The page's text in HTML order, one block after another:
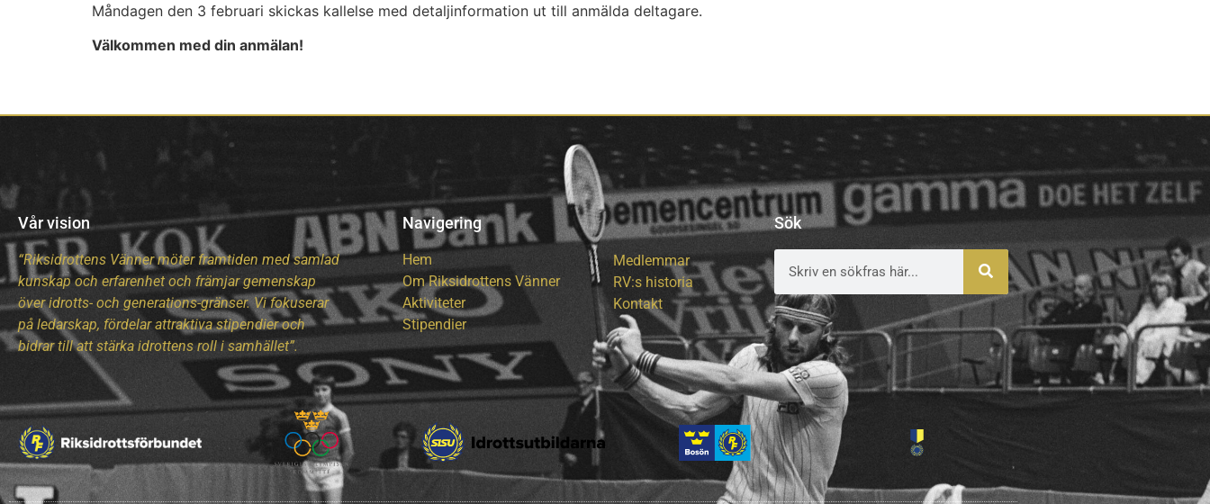
Måndagen den 3 februari skickas kallelse med detaljinformation ut till anmälda deltagare.
Välkommen med din anmälan!
Vår vision
“Riksidrottens Vänner möter framtiden med samlad
kunskap och erfarenhet och främjar gemenskap
över idrotts- och generations-gränser. Vi fokuserar
på ledarskap, fördelar attraktiva stipendier och
bidrar till att stärka idrottens roll i samhället”.
Navigering
Hem
Om Riksidrottens Vänner
Aktiviteter
Stipendier
Medlemmar
RV:s historia
Kontakt
Sök